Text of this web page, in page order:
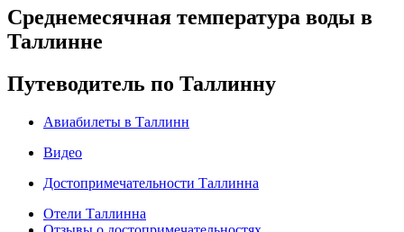
Среднемесячная температура воды в
Таллинне
Путеводитель по Таллинну
Авиабилеты в Таллинн
Видео
Достопримечательности Таллинна
Отели Таллинна